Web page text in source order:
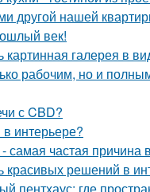
другой нашей
век!
картинная галерея в
рабочим, но и
с CBD?
интерьере?
самая частая
красивых решений в